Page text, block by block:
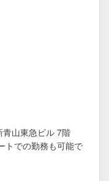
山東急ビル 7階
トでの勤務も可能で